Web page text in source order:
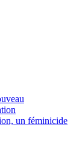
un féminicide